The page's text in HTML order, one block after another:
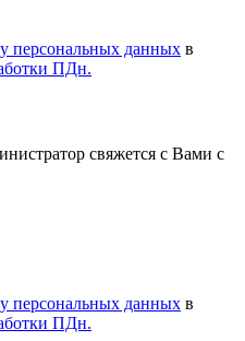
персональных данных в
ПДн.
свяжется с Вами с
персональных данных в
ПДн.